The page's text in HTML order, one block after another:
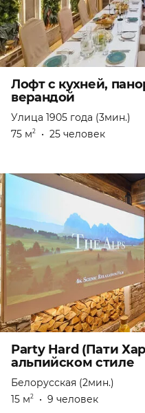
Лофт с кухней,
верандой
Улица 1905 года (3мин.)
75 м2 • 25 человек
Party Hard (Пати
альпийском стиле
Белорусская (2мин.)
15 м2 • 9 человек